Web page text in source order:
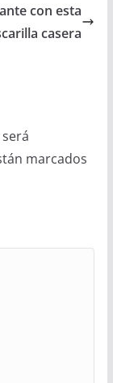
con esta
casera
marcados